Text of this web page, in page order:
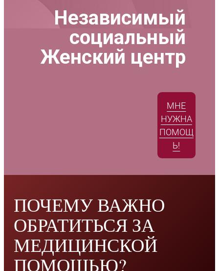
Независимый
социальный
Женский центр
МНЕ
НУЖНА
ПОМОЩ
Ь!
ПОЧЕМУ ВАЖНО
ОБРАТИТЬСЯ ЗА
МЕДИЦИНСКОЙ
ПОМОЩЬЮ?